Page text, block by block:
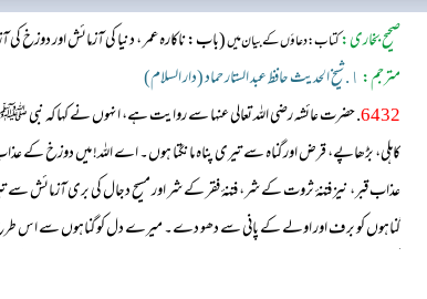
صحیح بخاری:کتاب: دعاؤں کے بیان میں(باب: ناکارہ عمر ، دنیا کی آزمائش اور دوزخ
مترجم: ١. شیخ الحدیث حافظ عبد الستار حماد (دار السلام)
6432. حضرت عائشہ رضی اللہ تعالی عنہا سے روایت ہے، انہوں نے کہا کہ نبی
کاہلی، بڑھاپے، قرض اور گناہ سے تیری پناہ مانگتا ہوں۔ اے اللہ! میں دوزخ کے
عذاب قبر، نیز فتنۂ ثروت کے شر، فتنۂ فقر کے شر اور مسیح دجال کی بری آزمائش
گناہوں کو برف اور اولے کے پانی سے دھو دے۔ میرے دل کو گناہوں سے اس